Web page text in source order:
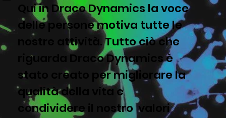
Qui in Draco Dynamics la voce
delle persone motiva tutte le
nostre attività. Tutto ciò che
riguarda Draco Dynamics è
stato creato per migliorare la
qualità della vita e
condividere il nostro valori